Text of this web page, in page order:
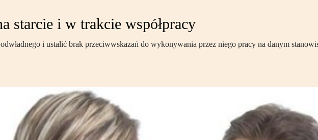
starcie i w trakcie współpracy
i ustalić brak przeciwwskazań do wykonywania przez niego pracy na danym